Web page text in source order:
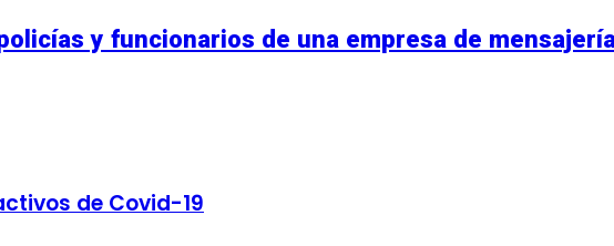
y funcionarios de una empresa de
de Covid-19